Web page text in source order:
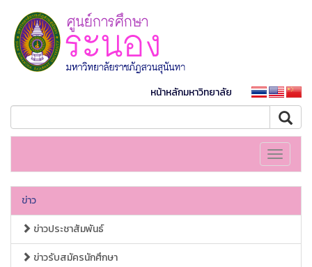
หน้าหลักมหาวิทยาลัย
Toggle
ข่าว
ข่าวประชาสัมพันธ์
ข่าวรับสมัครนักศึกษา